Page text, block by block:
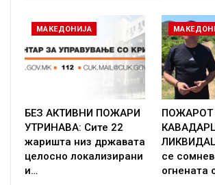
МАКЕДОНИЈА
БЕЗ АКТИВНИ ПОЖАРИ
УТРИНАВА: Сите 22
жаришта низ државата
целосно локализирани
и…
ПОЖАРОТ
се
огнената